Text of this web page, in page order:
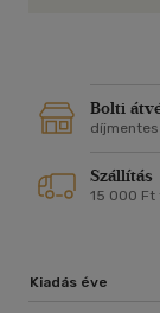
Bolti
díjmentes
Szállítás
15 000
Kiadás éve